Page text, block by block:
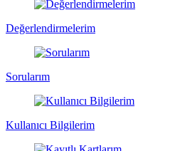
Değerlendirmelerim
Sorularım
Kullanıcı Bilgilerim